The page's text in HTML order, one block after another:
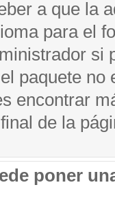
a que la
para el
si
paquete
encontrar
de la
poner